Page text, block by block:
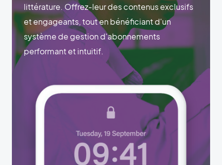
littérature. Offrez-leur des contenus exclusifs
et engageants, tout en bénéficiant d'un
système de gestion d'abonnements
performant et intuitif.